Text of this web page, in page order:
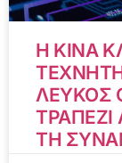
Η ΚΙΝΑ
ΛΕΥΚΟΣ
ΤΡΑΠΕΖΙ
ΤΗ